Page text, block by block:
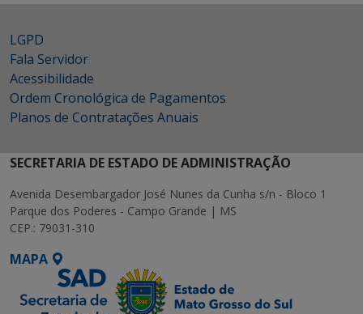
LGPD
Fala Servidor
Acessibilidade
Ordem Cronológica de Pagamentos
Planos de Contratações Anuais
SECRETARIA DE ESTADO DE ADMINISTRAÇÃO
Avenida Desembargador José Nunes da Cunha s/n - Bloco 1
Parque dos Poderes - Campo Grande | MS
CEP.: 79031-310
MAPA